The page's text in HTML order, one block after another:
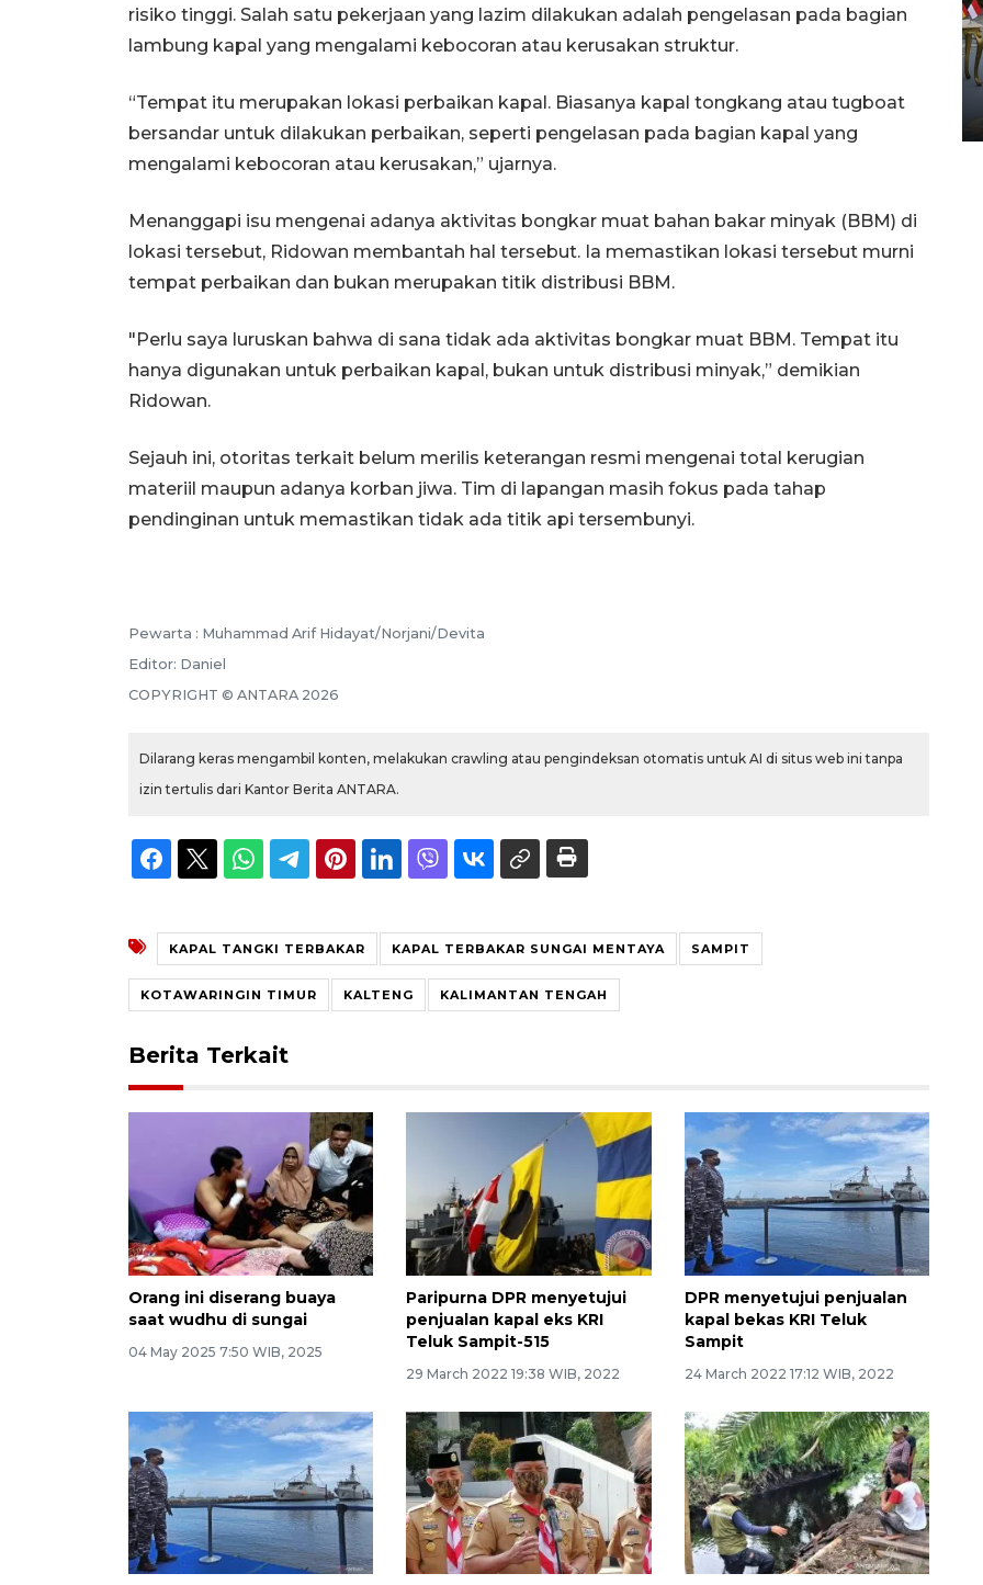
risiko tinggi. Salah satu pekerjaan yang lazim dilakukan adalah pengelasan pada bagian
lambung kapal yang mengalami kebocoran atau kerusakan struktur.
“Tempat itu merupakan lokasi perbaikan kapal. Biasanya kapal tongkang atau tugboat
bersandar untuk dilakukan perbaikan, seperti pengelasan pada bagian kapal yang
mengalami kebocoran atau kerusakan,” ujarnya.
Menanggapi isu mengenai adanya aktivitas bongkar muat bahan bakar minyak (BBM) di
lokasi tersebut, Ridowan membantah hal tersebut. Ia memastikan lokasi tersebut murni
tempat perbaikan dan bukan merupakan titik distribusi BBM.
"Perlu saya luruskan bahwa di sana tidak ada aktivitas bongkar muat BBM. Tempat itu
hanya digunakan untuk perbaikan kapal, bukan untuk distribusi minyak,” demikian
Ridowan.
Sejauh ini, otoritas terkait belum merilis keterangan resmi mengenai total kerugian
materiil maupun adanya korban jiwa. Tim di lapangan masih fokus pada tahap
pendinginan untuk memastikan tidak ada titik api tersembunyi.
Pewarta : Muhammad Arif Hidayat/Norjani/Devita
Editor: Daniel
COPYRIGHT © ANTARA 2026
Dilarang keras mengambil konten, melakukan crawling atau pengindeksan otomatis untuk AI di situs web ini tanpa
izin tertulis dari Kantor Berita ANTARA.
KAPAL TANGKI TERBAKAR KAPAL TERBAKAR SUNGAI MENTAYA SAMPIT
KOTAWARINGIN TIMUR KALTENG KALIMANTAN TENGAH
Berita Terkait
Orang ini diserang buaya
saat wudhu di sungai
04 May 2025 7:50 WIB, 2025
Paripurna DPR menyetujui
penjualan kapal eks KRI
Teluk Sampit-515
29 March 2022 19:38 WIB, 2022
DPR menyetujui penjualan
kapal bekas KRI Teluk
Sampit
24 March 2022 17:12 WIB, 2022
FOTO - Kirab memperingati
HUT ke-80 Raja Keraton
02 April 2026 12:51 WIB